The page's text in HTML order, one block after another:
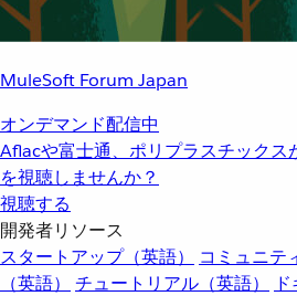
MuleSoft Forum Japan
オンデマンド配信中
Aflacや富士通、ポリプラスチックス
を視聴しませんか？
視聴する
開発者リソース
スタートアップ（英語）
コミュニテ
（英語）
チュートリアル（英語）